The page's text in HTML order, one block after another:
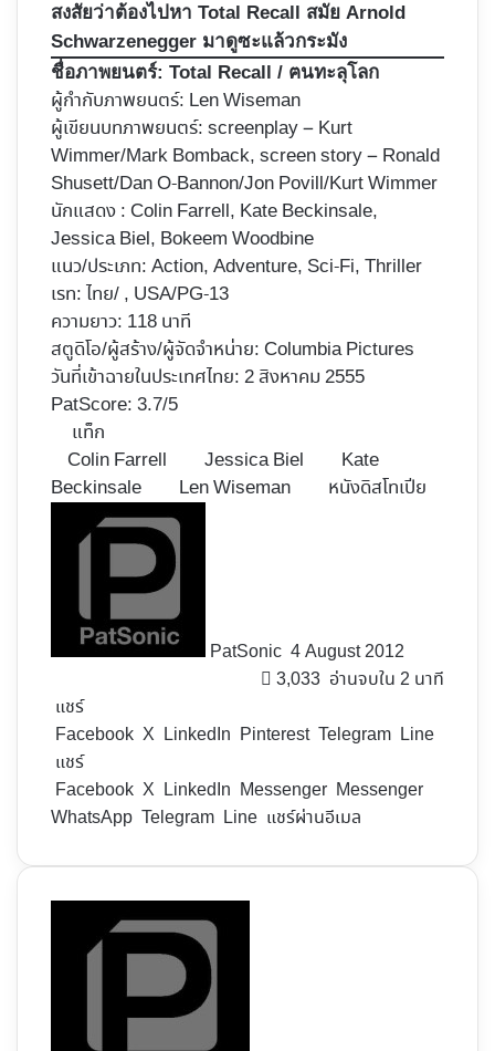
สงสัยว่าต้องไปหา Total Recall สมัย Arnold
Schwarzenegger มาดูซะแล้วกระมัง
ชื่อภาพยนตร์: Total Recall / ฅนทะลุโลก
ผู้กำกับภาพยนตร์: Len Wiseman
ผู้เขียนบทภาพยนตร์: screenplay – Kurt
Wimmer/Mark Bomback, screen story – Ronald
Shusett/Dan O-Bannon/Jon Povill/Kurt Wimmer
นักแสดง : Colin Farrell, Kate Beckinsale,
Jessica Biel, Bokeem Woodbine
แนว/ประเภท: Action, Adventure, Sci-Fi, Thriller
เรท: ไทย/ , USA/PG-13
ความยาว: 118 นาที
สตูดิโอ/ผู้สร้าง/ผู้จัดจำหน่าย: Columbia Pictures
วันที่เข้าฉายในประเทศไทย: 2 สิงหาคม 2555
PatScore: 3.7/5
แท็ก
Colin Farrell
Jessica Biel
Kate
Beckinsale
Len Wiseman หนังดิสโทเปีย
PatSonic 4 August 2012
3,033 อ่านจบใน 2 นาที
แชร์
Facebook X LinkedIn Pinterest Telegram Line
แชร์
Facebook X LinkedIn Messenger Messenger
WhatsApp Telegram Line แชร์ผ่านอีเมล